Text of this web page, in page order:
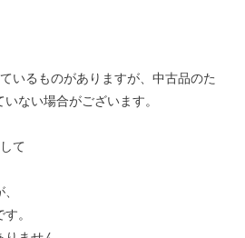
いるものがありますが、中古品のた
ない場合がございます。
て
。